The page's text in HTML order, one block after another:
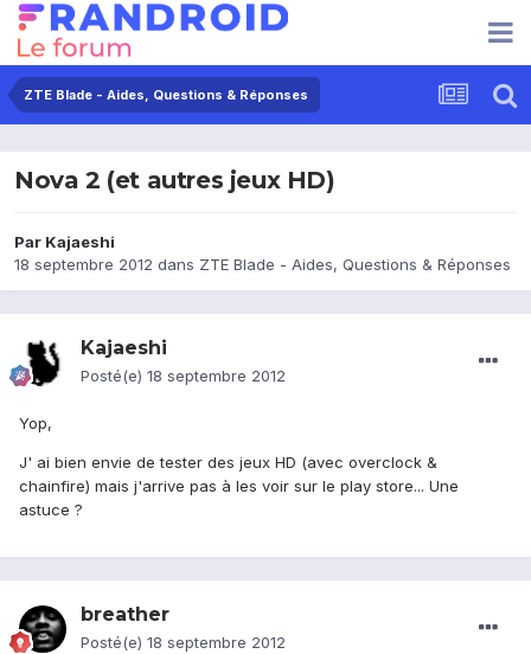
ZTE Blade - Aides, Questions & Réponses
Nova 2 (et autres jeux HD)
Par Kajaeshi
18 septembre 2012 dans ZTE Blade - Aides, Questions & Réponses
Kajaeshi
Posté(e) 18 septembre 2012
Yop,
J' ai bien envie de tester des jeux HD (avec overclock &
chainfire) mais j'arrive pas à les voir sur le play store... Une
astuce ?
breather
Posté(e) 18 septembre 2012